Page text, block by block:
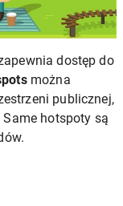
dostęp do
można
publicznej,
hotspoty są